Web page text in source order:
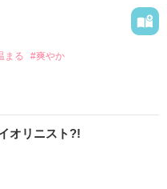
まる #爽やか
オリニスト?!